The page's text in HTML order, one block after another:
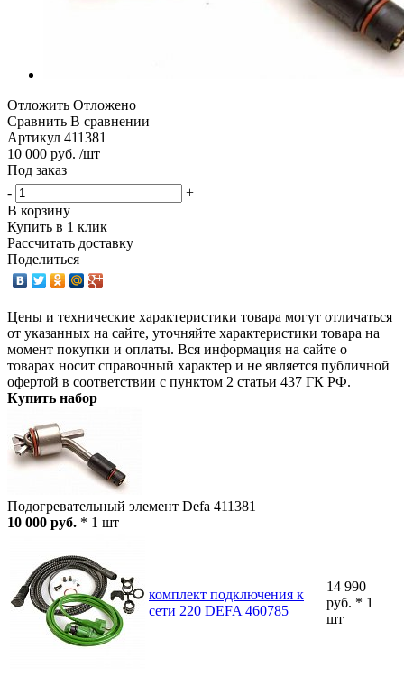
Отложить Отложено
Сравнить В сравнении
Артикул 411381
10 000 руб. /шт
Под заказ
-
+
В корзину
Купить в 1 клик
Рассчитать доставку
Поделиться
Цены и технические характеристики товара могут отличаться
от указанных на сайте, уточняйте характеристики товара на
момент покупки и оплаты. Вся информация на сайте о
товарах носит справочный характер и не является публичной
офертой в соответствии с пунктом 2 статьи 437 ГК РФ.
Купить набор
Подогревательный элемент Defa 411381
10 000 руб. * 1 шт
комплект подключения к
сети 220 DEFA 460785
14 990
руб. * 1
шт